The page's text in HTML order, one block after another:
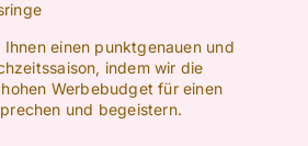
Ihnen einen punktgenauen und
indem wir die
Werbebudget für einen
und begeistern.